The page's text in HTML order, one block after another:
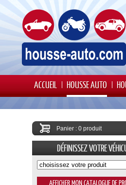
ACCUEIL HOUSSE AUTO
Panier : 0 produit
DÉFINISSEZ VOTRE